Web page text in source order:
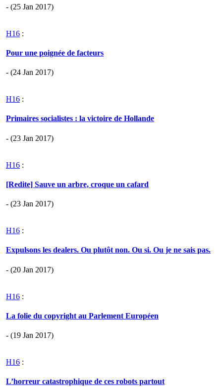
- (25 Jan 2017)
H16 :
Pour une poignée de facteurs
- (24 Jan 2017)
H16 :
Primaires socialistes : la victoire de Hollande
- (23 Jan 2017)
H16 :
[Redite] Sauve un arbre, croque un cafard
- (23 Jan 2017)
H16 :
Expulsons les dealers. Ou plutôt non. Ou si. Ou je ne sais pas.
- (20 Jan 2017)
H16 :
La folie du copyright au Parlement Européen
- (19 Jan 2017)
H16 :
L’horreur catastrophique de ces robots partout